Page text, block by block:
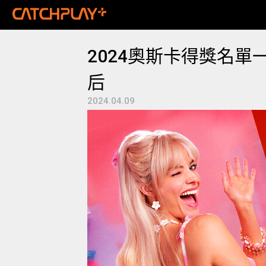
2024奧斯卡得獎名單
后
2024.04.09